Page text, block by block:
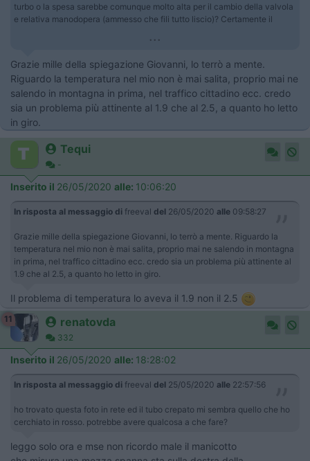
turbo o la spesa sarebbe comunque molto alta per il cambio della valvola
e relativa manodopera (ammesso che fili tutto liscio)? Certamente il
...
Grazie mille della spiegazione Giovanni, lo terrò a mente.
Riguardo la temperatura nel mio non è mai salita, proprio mai ne
salendo in montagna in prima, nel traffico cittadino ecc. credo
sia un problema più attinente al 1.9 che al 2.5, a quanto ho letto
in giro.
Tequi
-
Inserito il 26/05/2020 alle: 10:06:20
In risposta al messaggio di freeval del 26/05/2020 alle 09:58:27
Grazie mille della spiegazione Giovanni, lo terrò a mente. Riguardo la
temperatura nel mio non è mai salita, proprio mai ne salendo in montagna
in prima, nel traffico cittadino ecc. credo sia un problema più attinente al
1.9 che al 2.5, a quanto ho letto in giro.
Il problema di temperatura lo aveva il 1.9 non il 2.5
11 renatovda
332
Inserito il 26/05/2020 alle: 18:28:02
In risposta al messaggio di freeval del 25/05/2020 alle 22:57:56
ho trovato questa foto in rete ed il tubo crepato mi sembra quello che ho
cerchiato in rosso. potrebbe avere qualcosa a che fare?
leggo solo ora e mse non ricordo male il manicotto